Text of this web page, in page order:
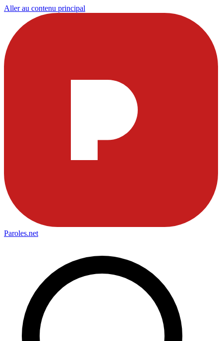
Aller au contenu principal
Paroles.net